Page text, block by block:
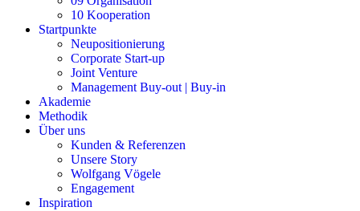
10 Kooperation
Startpunkte
Neupositionierung
Corporate Start-up
Joint Venture
Management Buy-out | Buy-in
Akademie
Methodik
Über uns
Kunden & Referenzen
Unsere Story
Wolfgang Vögele
Engagement
Inspiration